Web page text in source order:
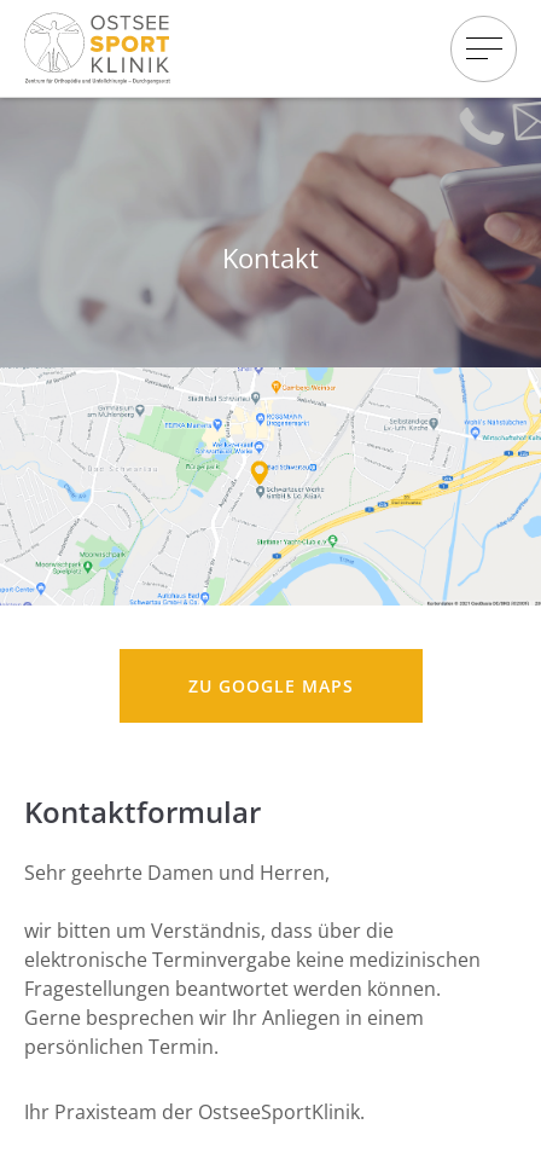
Kontakt
ZU GOOGLE MAPS
Kontaktformular
Sehr geehrte Damen und Herren,
wir bitten um Verständnis, dass über die
elektronische Terminvergabe keine medizinischen
Fragestellungen beantwortet werden können.
Gerne besprechen wir Ihr Anliegen in einem
persönlichen Termin.
Ihr Praxisteam der OstseeSportKlinik.